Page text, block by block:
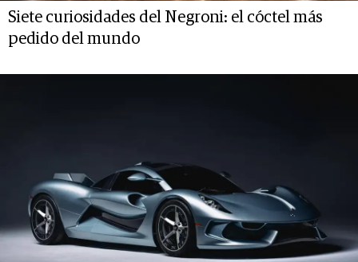
Siete curiosidades del Negroni: el cóctel más
pedido del mundo